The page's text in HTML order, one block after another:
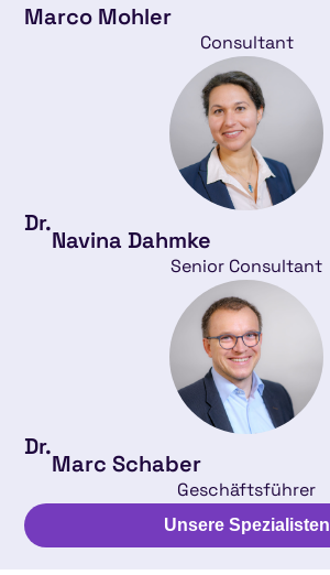
Marco Mohler
Consultant
Dr.
Navina Dahmke
Senior Consultant
Dr.
Marc Schaber
Geschäftsführer
Unsere Spezialisten